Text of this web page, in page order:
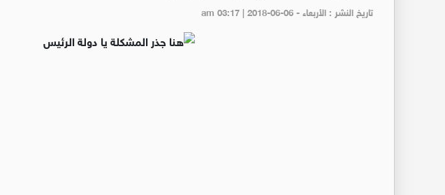
تاريخ النشر : الأربعاء - am 03:17 | 2018-06-06